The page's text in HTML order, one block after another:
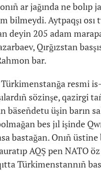
ar jağında ne bolıp
bilmeydi. Aytpaqşı
deyin 205 adam
Qırğızstan
bar.
resmi
sözinşe, qazirgi
bäseñdetu üşin barın
bes jıl işinde
bastağan. Onıñ üstine
AQŞ pen NATO
Türkimenstannıñ